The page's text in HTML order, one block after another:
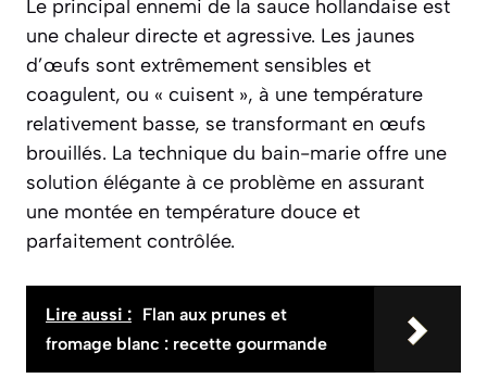
Le principal ennemi de la sauce hollandaise est
une chaleur directe et agressive. Les jaunes
d’œufs sont extrêmement sensibles et
coagulent, ou « cuisent », à une température
relativement basse, se transformant en œufs
brouillés. La technique du bain-marie offre une
solution élégante à ce problème en assurant
une montée en température douce et
parfaitement contrôlée.
Lire aussi : Flan aux prunes et
fromage blanc : recette gourmande